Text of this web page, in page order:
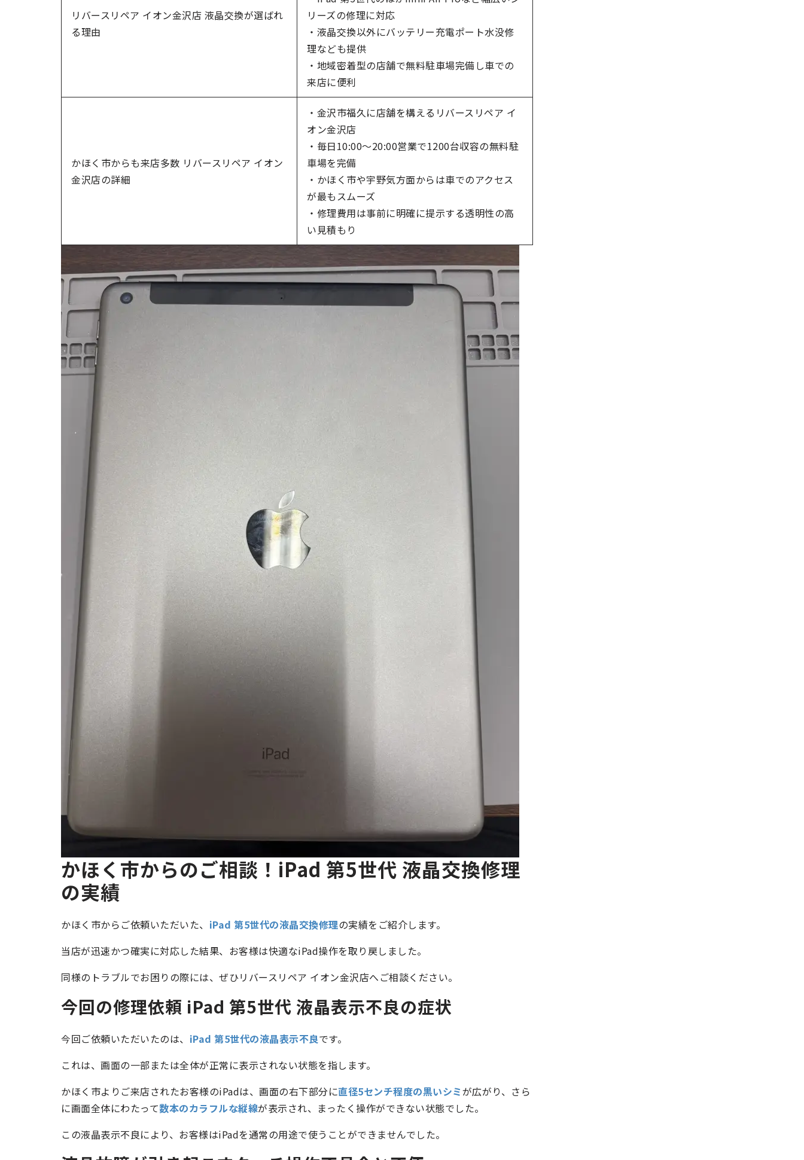
リバースリペア イオン金沢店 液晶交換が選ばれ
る理由
リーズの修理に対応
・液晶交換以外にバッテリー充電ポート水没修
理なども提供
・地域密着型の店舗で無料駐車場完備し車での
来店に便利
かほく市からも来店多数 リバースリペア イオン
金沢店の詳細
・金沢市福久に店舗を構えるリバースリペア イ
オン金沢店
・毎日10:00〜20:00営業で1200台収容の無料駐
車場を完備
・かほく市や宇野気方面からは車でのアクセス
が最もスムーズ
・修理費用は事前に明確に提示する透明性の高
い見積もり
かほく市からのご相談！iPad 第5世代 液晶交換修理
の実績
かほく市からご依頼いただいた、 iPad 第5世代の液晶交換修理の実績をご紹介します。
当店が迅速かつ確実に対応した結果、お客様は快適なiPad操作を取り戻しました。
同様のトラブルでお困りの際には、ぜひリバースリペア イオン金沢店へご相談ください。
今回の修理依頼 iPad 第5世代 液晶表示不良の症状
今回ご依頼いただいたのは、 iPad 第5世代の液晶表示不良です。
これは、画面の一部または全体が正常に表示されない状態を指します。
かほく市よりご来店されたお客様のiPadは、画面の右下部分に直径5センチ程度の黒いシミが広がり、さら
に画面全体にわたって数本のカラフルな縦線が表示され、まったく操作ができない状態でした。
この液晶表示不良により、お客様はiPadを通常の用途で使うことができませんでした。